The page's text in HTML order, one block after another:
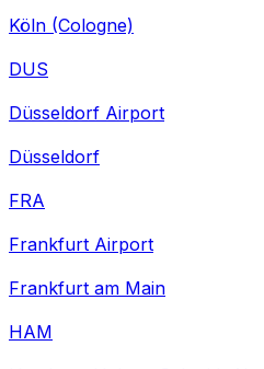
Köln (Cologne)
DUS
Düsseldorf Airport
Düsseldorf
FRA
Frankfurt Airport
Frankfurt am Main
HAM